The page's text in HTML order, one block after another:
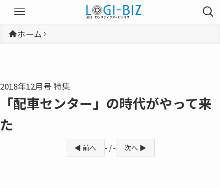
ホーム
2018年12月号 特集
「配車センター」の時代がやって来
た
◀ 前へ - / - 次へ ▶